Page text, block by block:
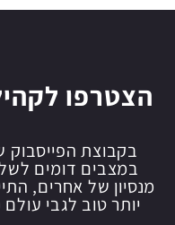
הצטרפו
בקבוצת הפייסבוק
במצבים דומים
מנסיון של אחרים,
יותר טוב לגבי